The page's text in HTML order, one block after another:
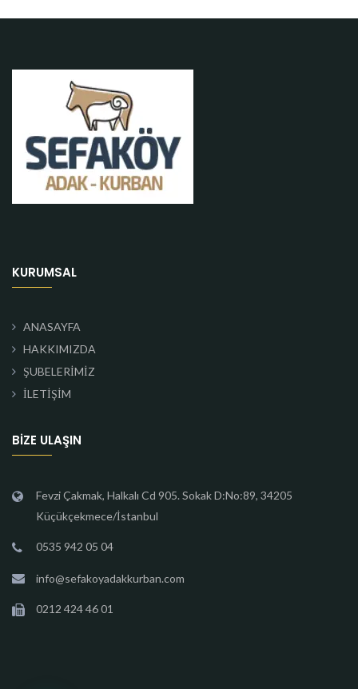
KURUMSAL
ANASAYFA
HAKKIMIZDA
ŞUBELERİMİZ
İLETİŞİM
BIZE ULAŞIN
Fevzi Çakmak, Halkalı Cd 905. Sokak D:No:89, 34205
Küçükçekmece/İstanbul
0535 942 05 04
info@sefakoyadakkurban.com
0212 424 46 01